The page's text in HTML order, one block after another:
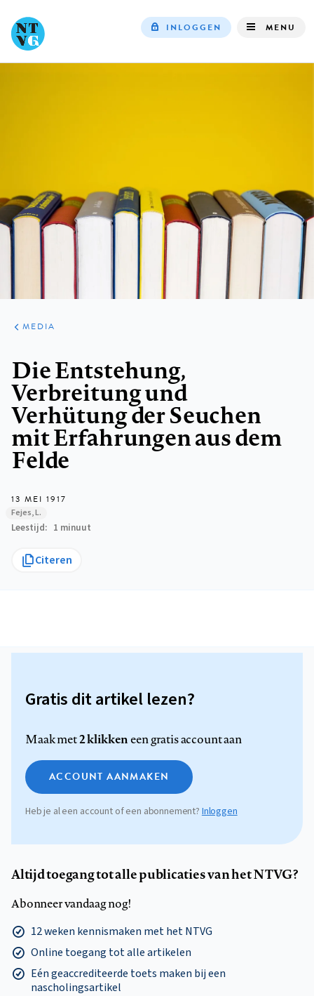
INLOGGEN MENU
ARTIKELEN
VARIA
MEDIA
Die Entstehung,
Verbreitung und
Verhütung der Seuchen
mit Erfahrungen aus dem
Felde
13 MEI 1917
Fejes, L.
Leestijd 1 minuut
Citeren
Gratis dit artikel lezen?
Maak met2 klikkeneen gratis account aan
ACCOUNT AANMAKEN
Heb je al een account of een abonnement? Inloggen
Altijd toegang tot alle publicaties van het NTVG?
Abonneer vandaag nog!
12 weken kennismaken met het NTVG
Online toegang tot alle artikelen
Eén geaccrediteerde toets maken bij een
nascholingsartikel